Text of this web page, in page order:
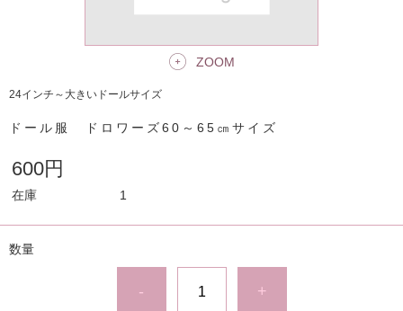
ZOOM
24インチ～大きいドールサイズ
ドール服 ドロワーズ60～65㎝サイズ
600円
在庫 1
数量
- +